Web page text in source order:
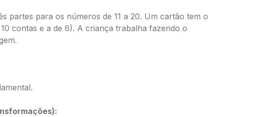
partes para os números de 11 a 20. Um cartão tem o
contas e a de 6). A criança trabalha fazendo o